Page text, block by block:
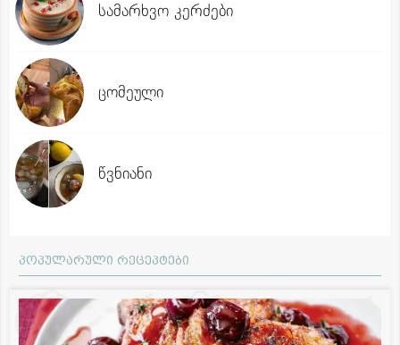
სამარხვო კერძები
ცომეული
წვნიანი
პოპულარული რეცეპტები